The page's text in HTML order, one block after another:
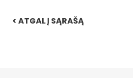
< ATGAL Į SĄRAŠĄ